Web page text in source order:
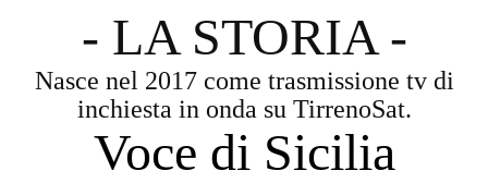
- LA STORIA -
Nasce nel 2017 come trasmissione tv di
inchiesta in onda su TirrenoSat.
Voce di Sicilia